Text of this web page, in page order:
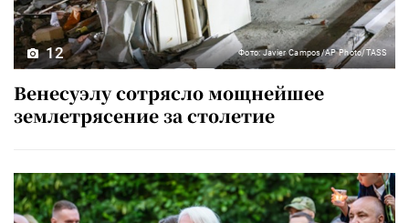
12 Фото: Javier Campos/AP Photo/TASS
Венесуэлу сотрясло мощнейшее
землетрясение за столетие